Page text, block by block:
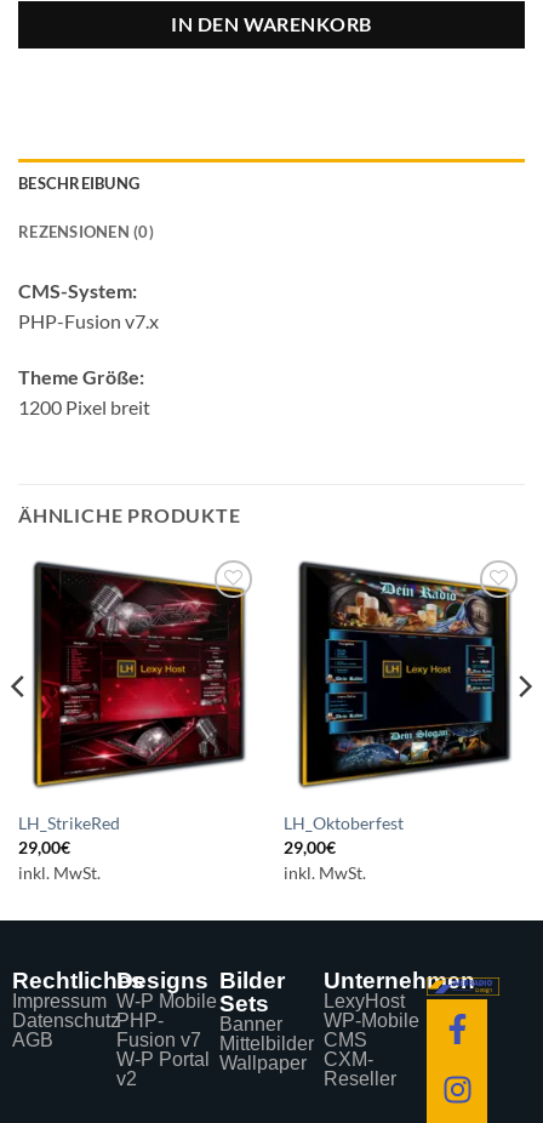
IN DEN WARENKORB
BESCHREIBUNG
REZENSIONEN (0)
CMS-System:
PHP-Fusion v7.x
Theme Größe:
1200 Pixel breit
ÄHNLICHE PRODUKTE
Auf die
Wunschliste
setzen
LH_StrikeRed
29,00€
inkl. MwSt.
Auf die
Wunschliste
setzen
LH_Oktoberfest
29,00€
inkl. MwSt.
Rechtliches
Impressum
Datenschutz
AGB
Designs
W-P Mobile
PHP-
Fusion v7
W-P Portal
v2
Bilder
Sets
Banner
Mittelbilder
Wallpaper
Unternehmen
LexyHost
WP-Mobile
CMS
CXM-
Reseller